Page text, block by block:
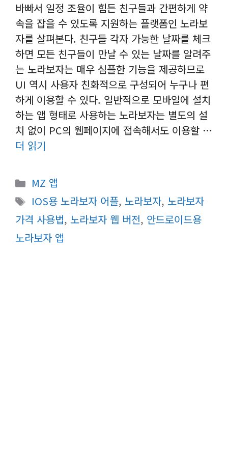
바빠서 일정 조율이 힘든 친구들과 간편하게 약
속을 잡을 수 있도록 지원하는 플랫폼인 노라보
자를 살펴본다. 친구들 각자 가능한 날짜를 체크
하면 모든 친구들이 만날 수 있는 날짜를 알려주
는 노라보자는 매우 심플한 기능을 제공하므로
UI 역시 사용자 친화적으로 구성되어 누구나 편
하게 이용할 수 있다. 일반적으로 모바일에 설치
하는 앱 형태로 사용하는 노라보자는 별도의 설
치 없이 PC의 웹페이지에 접속해서도 이용할 …
더 읽기
카
테
고
리
MZ 앱
태
그
IOS용 노라보자 어플, 노라보자, 노라보자
가격 사용법, 노라보자 웹 버전, 안드로이드용
노라보자 앱